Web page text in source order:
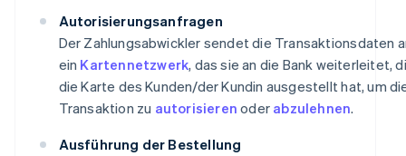
Autorisierungsanfragen
Der Zahlungsabwickler sendet die Transaktionsdaten
ein Kartennetzwerk, das sie an die Bank weiterleitet,
die Karte des Kunden/der Kundin ausgestellt hat, um
Transaktion zu autorisieren oder abzulehnen.
Ausführung der Bestellung